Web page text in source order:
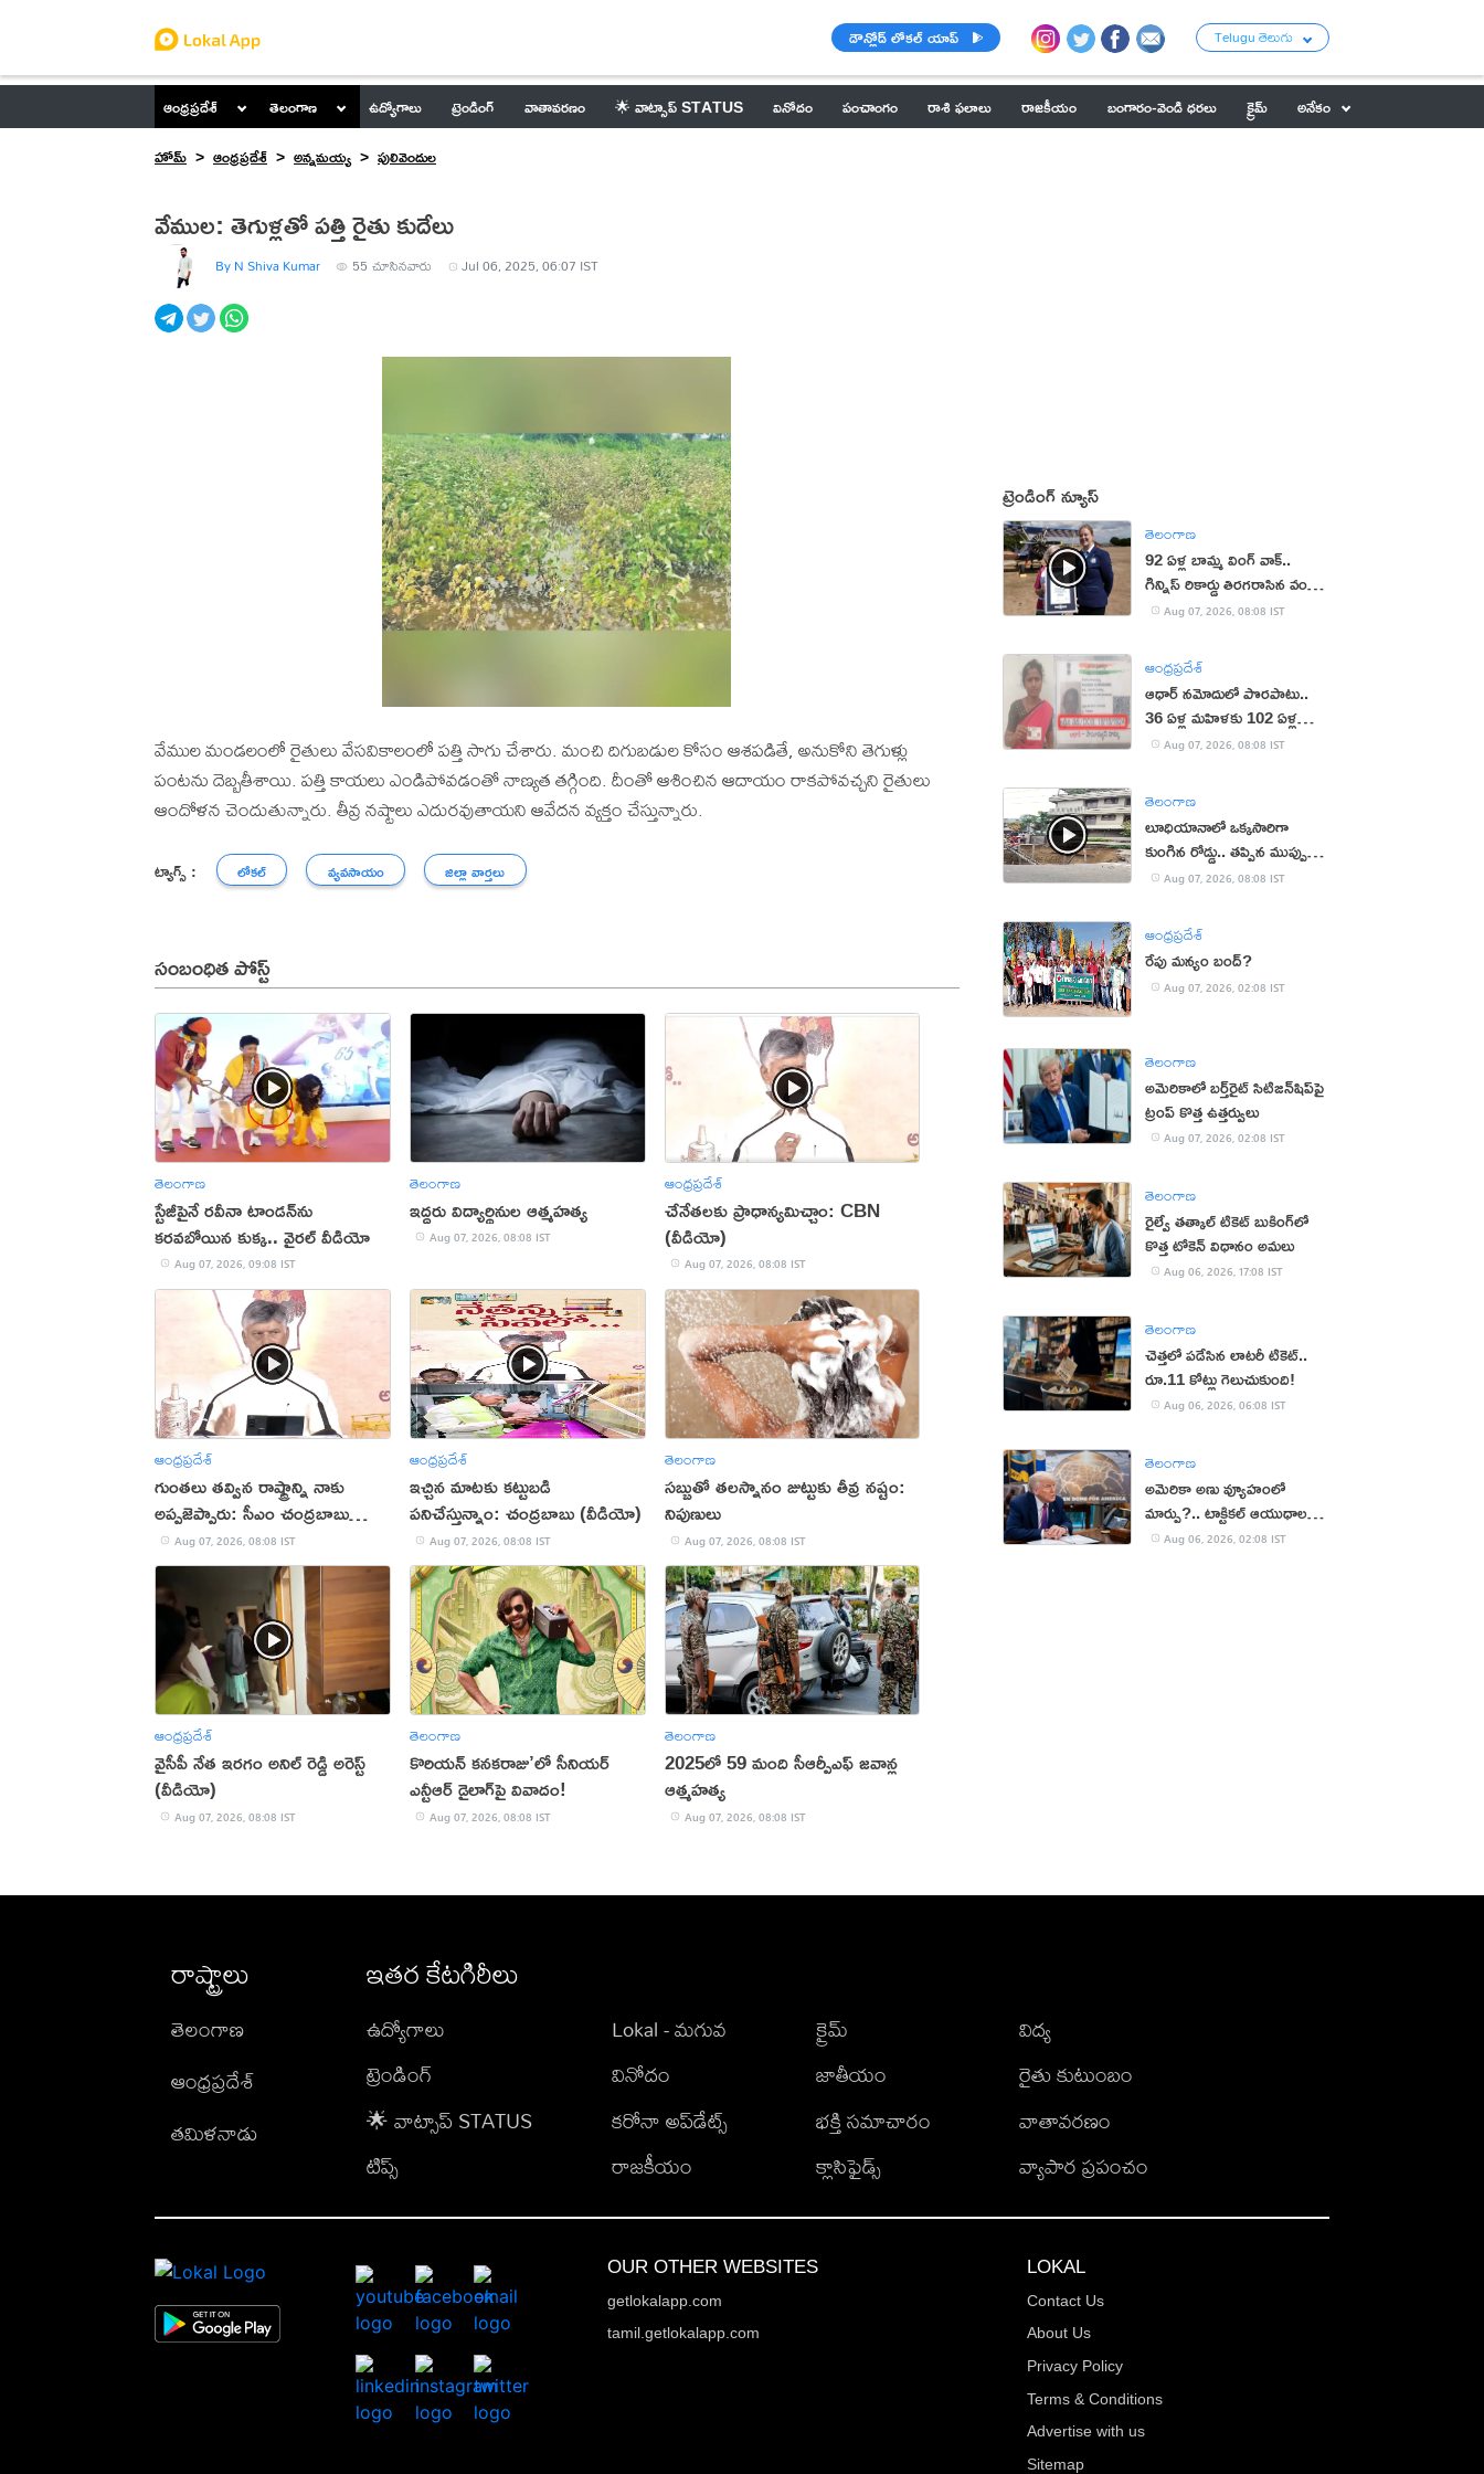
డౌన్లోడ్ లోకల్ యాప్ Telugu తెలుగు
ఆంధ్రప్రదేశ్ తెలంగాణ ఉద్యోగాలు ట్రెండింగ్ వాతావరణం 🌟 వాట్సాప్ STATUS వినోదం పంచాంగం రాశి ఫలాలు రాజకీయం బంగారం-వెండి ధరలు క్రైమ్
అనేకం
హోమ్
ఆంధ్రప్రదేశ్ అన్నమయ్య పులివెందుల
వేముల: తెగుళ్లతో పత్తి రైతు కుదేలు
By N Shiva Kumar 55 చూసినవారు Jul 06, 2025, 06:07 IST
వేముల మండలంలో రైతులు వేసవికాలంలో పత్తి సాగు చేశారు. మంచి దిగుబడుల కోసం ఆశపడితే, అనుకోని తెగుళ్లు
పంటను దెబ్బతీశాయి. పత్తి కాయలు ఎండిపోవడంతో నాణ్యత తగ్గింది. దీంతో ఆశించిన ఆదాయం రాకపోవచ్చని రైతులు
ఆందోళన చెందుతున్నారు. తీవ్ర నష్టాలు ఎదురవుతాయని ఆవేదన వ్యక్తం చేస్తున్నారు.
ట్యాగ్స్ : లోకల్ వ్యవసాయం జిల్లా వార్తలు
సంబంధిత పోస్ట్
తెలంగాణ
స్టేజీపైనే రవీనా టాండన్‌ను
కరవబోయిన కుక్క.. వైరల్ వీడియో
Aug 07, 2026, 09:08 IST
తెలంగాణ
ఇద్దరు విద్యార్థినుల ఆత్మహత్య
Aug 07, 2026, 08:08 IST
ఆంధ్రప్రదేశ్
చేనేతలకు ప్రాధాన్యమిచ్చాం: CBN
(వీడియో)
Aug 07, 2026, 08:08 IST
ఆంధ్రప్రదేశ్
గుంతలు తవ్విన రాష్ట్రాన్ని నాకు
అప్పజెప్పారు: సీఎం చంద్రబాబు
(వీడియో)
Aug 07, 2026, 08:08 IST
ఆంధ్రప్రదేశ్
ఇచ్చిన మాటకు కట్టుబడి
పనిచేస్తున్నాం: చంద్రబాబు (వీడియో)
Aug 07, 2026, 08:08 IST
తెలంగాణ
సబ్బుతో తలస్నానం జుట్టుకు తీవ్ర నష్టం:
నిపుణులు
Aug 07, 2026, 08:08 IST
ఆంధ్రప్రదేశ్
వైసీపీ నేత ఇరగం అనిల్ రెడ్డి అరెస్ట్
(వీడియో)
Aug 07, 2026, 08:08 IST
తెలంగాణ
కొరియన్ కనకరాజు’లో సీనియర్
ఎన్టీఆర్ డైలాగ్‌పై వివాదం!
Aug 07, 2026, 08:08 IST
తెలంగాణ
2025లో 59 మంది సీఆర్పీఎఫ్ జ‌వాన్ల
ఆత్మ‌హ‌త్య
Aug 07, 2026, 08:08 IST
ట్రెండింగ్ న్యూస్
తెలంగాణ
92 ఏళ్ల బామ్మ వింగ్ వాక్..
గిన్నిస్ రికార్డు తిరగరాసిన వండర్
ఉమెన్Aug 07, 2026, 08:08 IST
ఆంధ్రప్రదేశ్
ఆధార్‌ నమోదులో పొరపాటు..
36 ఏళ్ల మహిళకు 102 ఏళ్ల
వయసు!
Aug 07, 2026, 08:08 IST
తెలంగాణ
లూధియానాలో ఒక్కసారిగా
కుంగిన రోడ్డు.. తప్పిన ముప్పు
(వీడియో)
Aug 07, 2026, 08:08 IST
ఆంధ్రప్రదేశ్
రేపు మన్యం బంద్‌?
Aug 07, 2026, 02:08 IST
తెలంగాణ
అమెరికాలో బర్త్‌రైట్ సిటిజన్‌షిప్‌పై
ట్రంప్ కొత్త ఉత్తర్వులు
Aug 07, 2026, 02:08 IST
తెలంగాణ
రైల్వే తత్కాల్ టికెట్ బుకింగ్‌లో
కొత్త టోకెన్ విధానం అమలు
Aug 06, 2026, 17:08 IST
తెలంగాణ
చెత్తలో పడేసిన లాటరీ టికెట్..
రూ.11 కోట్లు గెలుచుకుంది!
Aug 06, 2026, 06:08 IST
తెలంగాణ
అమెరికా అణు వ్యూహంలో
మార్పు?.. టాక్టికల్ ఆయుధాలకు
ప్రాధాన్యం!
Aug 06, 2026, 02:08 IST
రాష్ట్రాలు
తెలంగాణ
ఆంధ్రప్రదేశ్
తమిళనాడు
ఇతర కేటగిరీలు
ఉద్యోగాలు
ట్రెండింగ్
🌟 వాట్సాప్ STATUS
టిప్స్
Lokal - మగువ
వినోదం
కరోనా అప్‌డేట్స్
రాజకీయం
క్రైమ్
జాతీయం
భక్తి సమాచారం
క్లాసిఫైడ్స్
విద్య
రైతు కుటుంబం
వాతావరణం
వ్యాపార ప్రపంచం
OUR OTHER WEBSITES
getlokalapp.com
tamil.getlokalapp.com
LOKAL
Contact Us
About Us
Privacy Policy
Terms & Conditions
Advertise with us
Sitemap